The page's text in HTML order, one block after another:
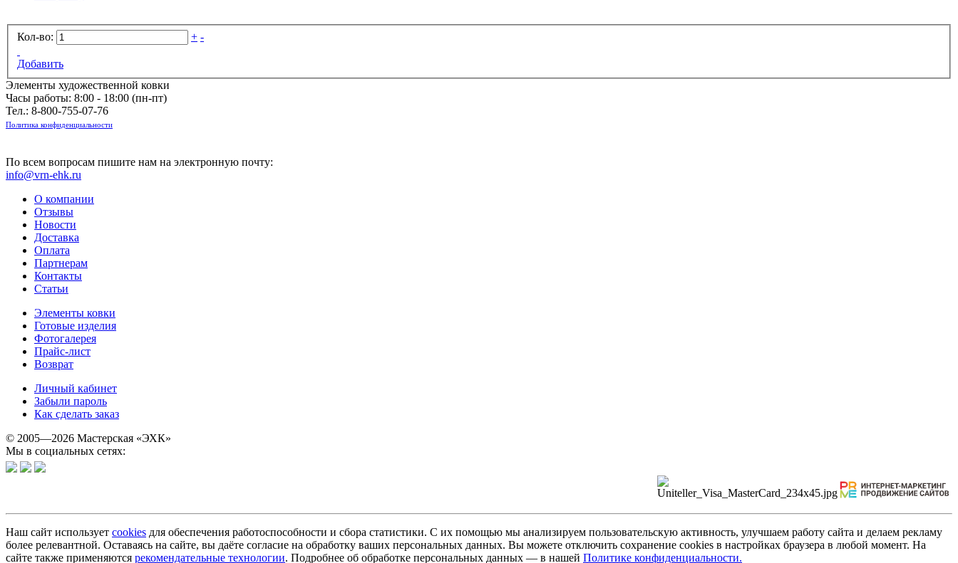
Кол-во: + -
Добавить
Элементы художественной ковки
Часы работы: 8:00 - 18:00 (пн-пт)
Тел.: 8-800-755-07-76
Политика конфиденциальности
По всем вопросам пишите нам на электронную почту:
info@vrn-ehk.ru
О компании
Отзывы
Новости
Доставка
Оплата
Партнерам
Контакты
Статьи
Элементы ковки
Готовые изделия
Фотогалерея
Прайс-лист
Возврат
Личный кабинет
Забыли пароль
Как сделать заказ
© 2005—2026 Мастерская «ЭХК»
Мы в социальных сетях:
Наш сайт использует cookies для обеспечения работоспособности и сбора статистики. С их помощью мы анализируем пользовательскую активность, улучшаем работу сайта и делаем рекламу
более релевантной. Оставаясь на сайте, вы даёте согласие на обработку ваших персональных данных. Вы можете отключить сохранение cookies в настройках браузера в любой момент. На
сайте также применяются рекомендательные технологии. Подробнее об обработке персональных данных — в нашей Политике конфиденциальности.